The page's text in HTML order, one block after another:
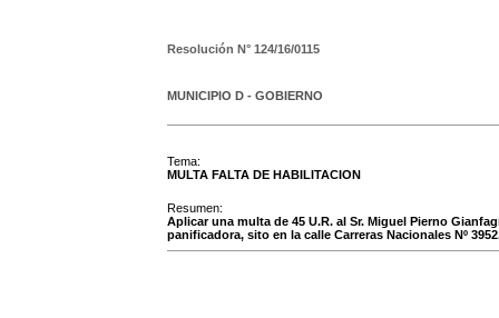
Resolución N° 124/16/0115
MUNICIPIO D - GOBIERNO
Tema:
MULTA FALTA DE HABILITACION
Resumen:
Aplicar una multa de 45 U.R. al Sr. Miguel Pierno
panificadora, sito en la calle Carreras Nacionales Nº